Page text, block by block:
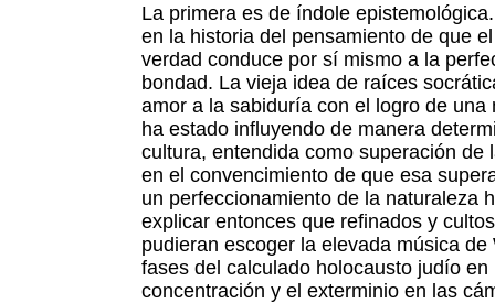
La primera es de índole
en la historia del pensamiento de que
verdad conduce por sí mismo a la
bondad. La vieja idea de raíces
amor a la sabiduría con el logro de una
ha estado influyendo de manera
cultura, entendida como superación de
en el convencimiento de que esa
un perfeccionamiento de la naturaleza
explicar entonces que refinados y
pudieran escoger la elevada música
fases del calculado holocausto judío en
concentración y el exterminio en las